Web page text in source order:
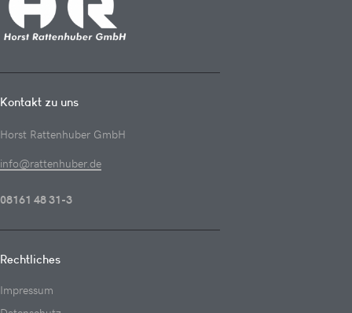
Kontakt zu uns
Horst Rattenhuber GmbH
info@rattenhuber.de
08161 48 31-3
Rechtliches
Impressum